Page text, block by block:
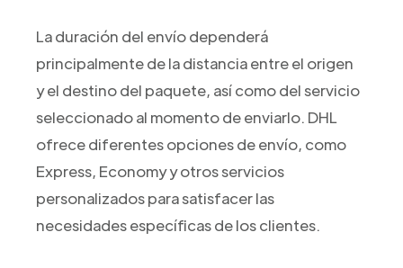
La duración del envío dependerá
principalmente de la distancia entre el origen
y el destino del paquete, así como del servicio
seleccionado al momento de enviarlo. DHL
ofrece diferentes opciones de envío, como
Express, Economy y otros servicios
personalizados para satisfacer las
necesidades específicas de los clientes.